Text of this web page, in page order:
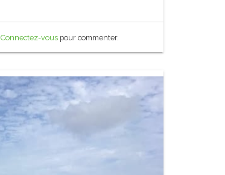
Connectez-vous pour commenter.